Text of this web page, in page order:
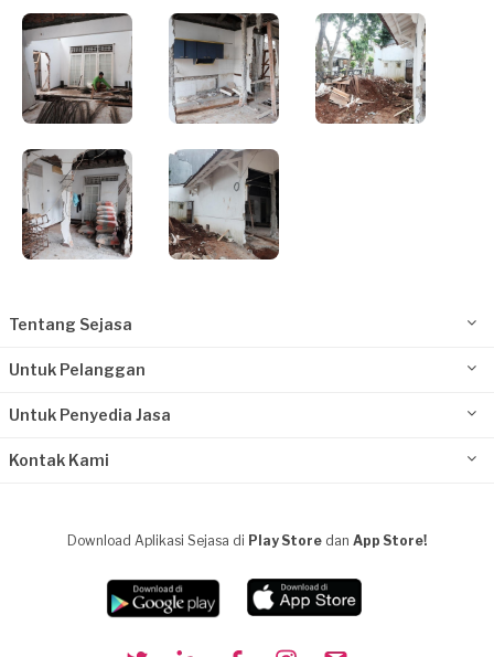
Tentang Sejasa
Untuk Pelanggan
Untuk Penyedia Jasa
Kontak Kami
Download Aplikasi Sejasa di Play Store dan App Store!